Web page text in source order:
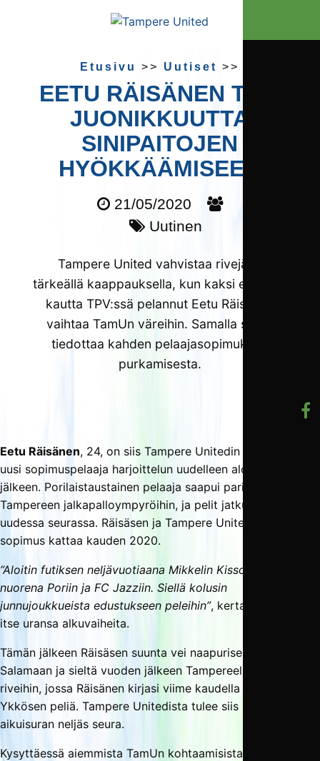
Etusivu >> Uutiset >>
EETU RÄISÄNEN TUO
JUONIKKUUTTA
SINIPAITOJEN
HYÖKKÄÄMISEEN
21/05/2020
Uutinen
Tampere United vahvistaa rivejään
tärkeällä kaappauksella, kun kaksi edellistä
kautta TPV:ssä pelannut Eetu Räisänen
vaihtaa TamUn väreihin. Samalla seura
tiedottaa kahden pelaajasopimuksen
purkamisesta.
Eetu Räisänen, 24, on siis Tampere Unitedin ensimmäinen
uusi sopimuspelaaja harjoittelun uudelleen aloittamisen
jälkeen. Porilaistaustainen pelaaja saapui pari vuotta sitten
Tampereen jalkapalloympyröihin, ja pelit jatkuvat täällä nyt
uudessa seurassa. Räisäsen ja Tampere Unitedin välinen
sopimus kattaa kauden 2020.
”Aloitin futiksen neljävuotiaana Mikkelin Kissoissa. Sieltä
nuorena Poriin ja FC Jazziin. Siellä kolusin
junnujoukkueista edustukseen peleihin”, kertaa Räisänen
itse uransa alkuvaiheita.
Tämän jälkeen Räisäsen suunta vei naapuriseura Musan
Salamaan ja sieltä vuoden jälkeen Tampereelle ja TPV:n
riveihin, jossa Räisänen kirjasi viime kaudella tililleen 14
Ykkösen peliä. Tampere Unitedista tulee siis näin Räisäsen
aikuisuran neljäs seura.
Kysyttäessä aiemmista TamUn kohtaamisista Räisänen